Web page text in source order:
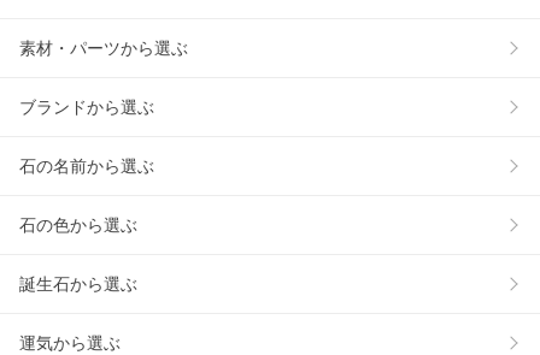
素材・パーツから選ぶ
ブランドから選ぶ
石の名前から選ぶ
石の色から選ぶ
誕生石から選ぶ
運気から選ぶ